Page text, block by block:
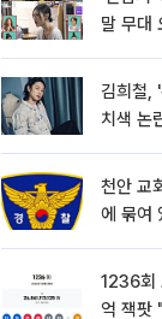
말 무대
김희철,
치색 논
천안 교
에 묶여
1236회
억 잭팟